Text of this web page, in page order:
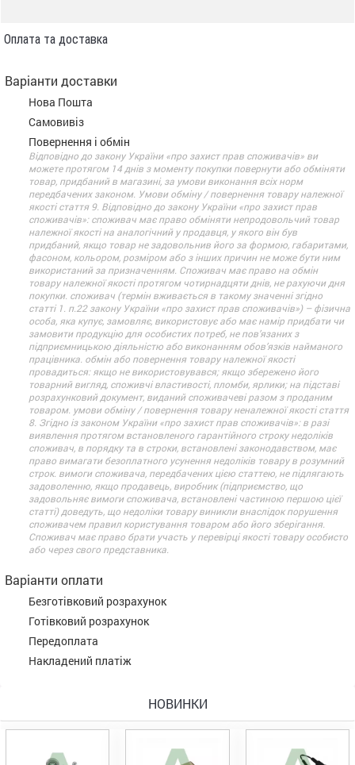
Оплата та доставка
Варіанти доставки
Нова Пошта
Самовивіз
Повернення і обмін
Відповідно до закону України «про захист прав споживачів» ви
можете протягом 14 днів з моменту покупки повернути або обміняти
товар, придбаний в магазині, за умови виконання всіх норм
передбачених законом. Умови обміну / повернення товару належної
якості стаття 9. Відповідно до закону України «про захист прав
споживачів»: споживач має право обміняти непродовольчий товар
належної якості на аналогічний у продавця, у якого він був
придбаний, якщо товар не задовольнив його за формою, габаритами,
фасоном, кольором, розміром або з інших причин не може бути ним
використаний за призначенням. Споживач має право на обмін
товару належної якості протягом чотирнадцяти днів, не рахуючи дня
покупки. споживач (термін вживається в такому значенні згідно
статті 1. п.22 закону України «про захист прав споживачів») – фізична
особа, яка купує, замовляє, використовує або має намір придбати чи
замовити продукцію для особистих потреб, не пов’язаних з
підприємницькою діяльністю або виконанням обов’язків найманого
працівника. обмін або повернення товару належної якості
провадиться: якщо не використовувався; якщо збережено його
товарний вигляд, споживчі властивості, пломби, ярлики; на підставі
розрахунковий документ, виданий споживачеві разом з проданим
товаром. умови обміну / повернення товару неналежної якості стаття
8. Згідно із законом України «про захист прав споживачів»: в разі
виявлення протягом встановленого гарантійного строку недоліків
споживач, в порядку та в строки, встановлені законодавством, має
право вимагати безоплатного усунення недоліків товару в розумний
строк. вимоги споживача, передбачених цією статтею, не підлягають
задоволенню, якщо продавець, виробник (підприємство, що
задовольняє вимоги споживача, встановлені частиною першою цієї
статті) доведуть, що недоліки товару виникли внаслідок порушення
споживачем правил користування товаром або його зберігання.
Споживач має право брати участь у перевірці якості товару особисто
або через свого представника.
Варіанти оплати
Безготівковий розрахунок
Готівковий розрахунок
Передоплата
Накладений платіж
НОВИНКИ